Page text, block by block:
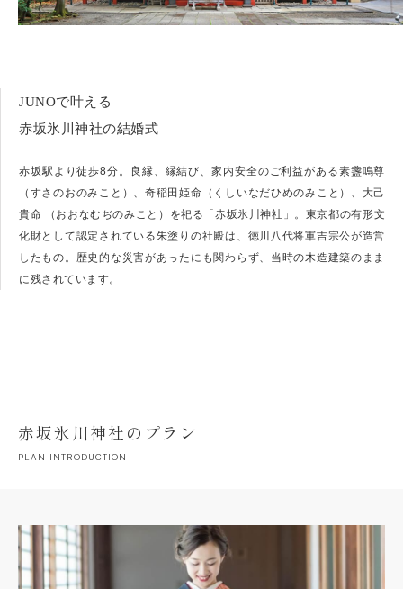
JUNOで叶える
赤坂氷川神社の結婚式
赤坂駅より徒歩8分。良縁、縁結び、家内安全のご利益がある素盞嗚尊
（すさのおのみこと）、奇稲田姫命（くしいなだひめのみこと）、大己
貴命 （おおなむぢのみこと）を祀る「赤坂氷川神社」。東京都の有形文
化財として認定されている朱塗りの社殿は、徳川八代将軍吉宗公が造営
したもの。歴史的な災害があったにも関わらず、当時の木造建築のまま
に残されています。
赤坂氷川神社のプラン
PLAN INTRODUCTION